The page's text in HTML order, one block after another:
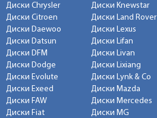
Диски Chrysler
Диски Citroen
Диски Daewoo
Диски Datsun
Диски DFM
Диски Dodge
Диски Evolute
Диски Exeed
Диски FAW
Диски Fiat
Диски Knewstar
Диски Land Rover
Диски Lexus
Диски Lifan
Диски Livan
Диски Lixiang
Диски Lynk & Co
Диски Mazda
Диски Mercedes
Диски MG